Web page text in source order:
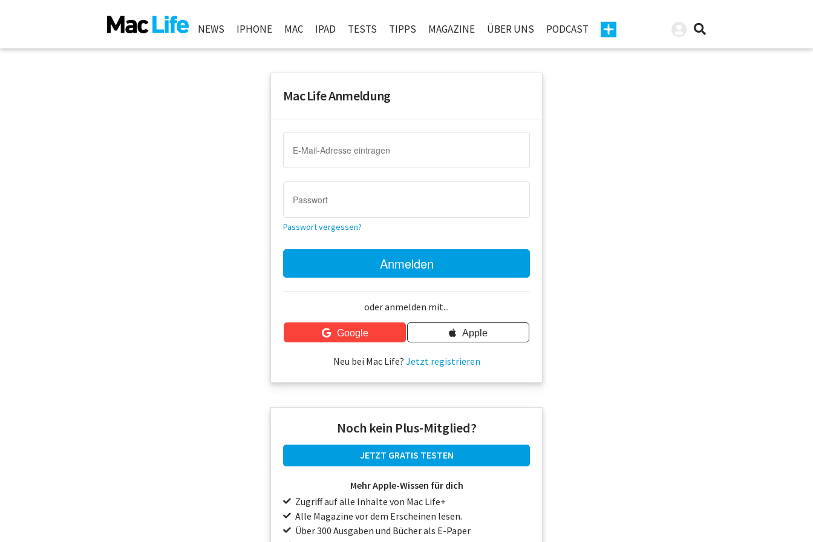
NEWS IPHONE MAC IPAD TESTS TIPPS MAGAZINE ÜBER UNS PODCAST
Mac Life Anmeldung
Passwort vergessen?
oder anmelden mit...
Google Apple
Neu bei Mac Life? Jetzt registrieren
Noch kein Plus-Mitglied?
JETZT GRATIS TESTEN
Mehr Apple-Wissen für dich
Zugriff auf alle Inhalte von Mac Life+
Alle Magazine vor dem Erscheinen lesen.
Über 300 Ausgaben und Bücher als E-Paper